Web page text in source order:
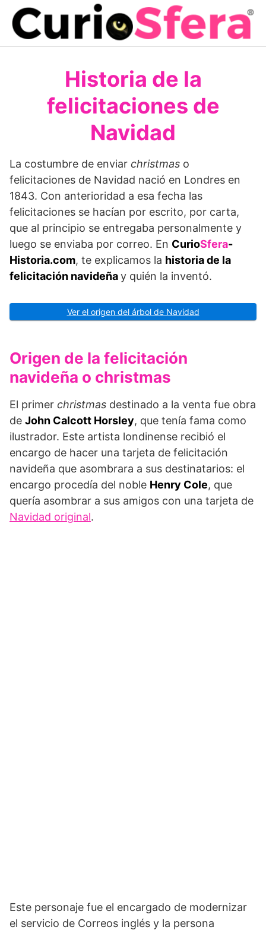
Saltar
contenido
Historia de la
felicitaciones de
Navidad
La costumbre de enviar christmas o
felicitaciones de Navidad nació en Londres en
1843. Con anterioridad a esa fecha las
felicitaciones se hacían por escrito, por carta,
que al principio se entregaba personalmente y
luego se enviaba por correo. En CurioSfera-
Historia.com, te explicamos la historia de la
felicitación navideñay quién la inventó.
Ver el origen del árbol de Navidad
Origen de la felicitación
navideña o christmas
El primer christmas destinado a la venta fue obra
de John Calcott Horsley, que tenía fama como
ilustrador. Este artista londinense recibió el
encargo de hacer una tarjeta de felicitación
navideña que asombrara a sus destinatarios: el
encargo procedía del noble Henry Cole, que
quería asombrar a sus amigos con una tarjeta de
Navidad original.
Este personaje fue el encargado de modernizar
el servicio de Correos inglés y la persona